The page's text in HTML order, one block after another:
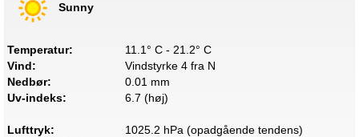
Sunny
Temperatur:
11.1° C - 21.2° C
Vind:
Vindstyrke 4 fra N
Nedbør:
0.01 mm
Uv-indeks:
6.7 (høj)
Lufttryk:
1025.2 hPa (opadgående tendens)